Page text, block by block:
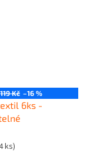
119 Kč –16 %
6ks -
ks)